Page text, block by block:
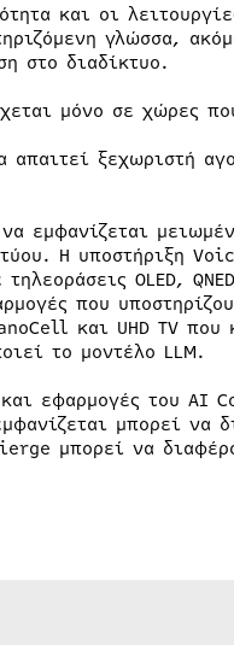
και οι
γλώσσα,
στο διαδίκτυο.
μόνο σε χώρες
ξεχωριστή
εμφανίζεται
Η υποστήριξη
OLED,
που
και UHD TV
το μοντέλο LLM.
εφαρμογές του AI
μπορεί να
μπορεί να